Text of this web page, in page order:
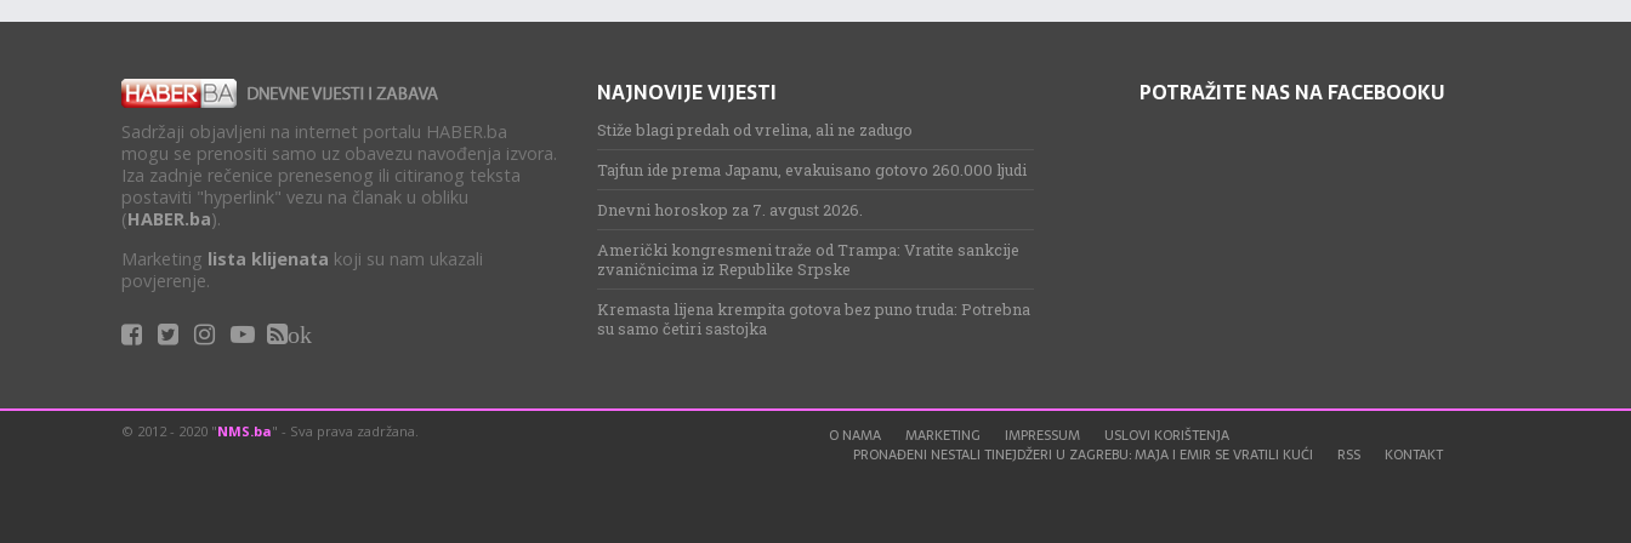
Sadržaji objavljeni na internet portalu HABER.ba
mogu se prenositi samo uz obavezu navođenja izvora.
Iza zadnje rečenice prenesenog ili citiranog teksta
postaviti "hyperlink" vezu na članak u obliku
(HABER.ba).
Marketing lista klijenata koji su nam ukazali
povjerenje.
ok
NAJNOVIJE VIJESTI
Stiže blagi predah od vrelina, ali ne zadugo
Tajfun ide prema Japanu, evakuisano gotovo 260.000 ljudi
Dnevni horoskop za 7. avgust 2026.
Američki kongresmeni traže od Trampa: Vratite sankcije
zvaničnicima iz Republike Srpske
Kremasta lijena krempita gotova bez puno truda: Potrebna
su samo četiri sastojka
POTRAŽITE NAS NA FACEBOOKU
O NAMA MARKETING IMPRESSUM
USLOVI KORIŠTENJA
PRONAĐENI NESTALI TINEJDŽERI U ZAGREBU: MAJA I EMIR SE VRATILI KUĆI
RSS KONTAKT
© 2012 - 2020 "NMS.ba" - Sva prava zadržana.